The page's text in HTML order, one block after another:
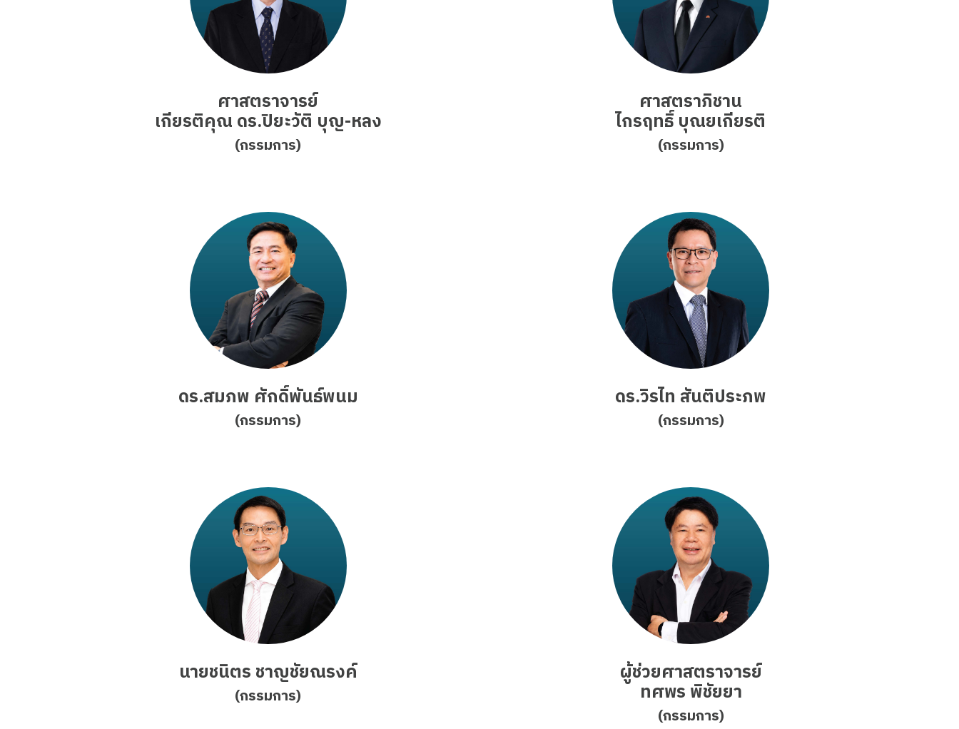
Search
ศาสตราจารย์
เกียรติคุณ ดร.ปิยะวัติ บุญ-หลง
(กรรมการ)
ศาสตราภิชาน
ไกรฤทธิ์ บุณยเกียรติ
(กรรมการ)
ดร.สมภพ ศักดิ์พันธ์พนม
(กรรมการ)
ดร.วิรไท สันติประภพ
(กรรมการ)
นายชนิตร ชาญชัยณรงค์
(กรรมการ)
ผู้ช่วยศาสตราจารย์
ทศพร พิชัยยา
(กรรมการ)